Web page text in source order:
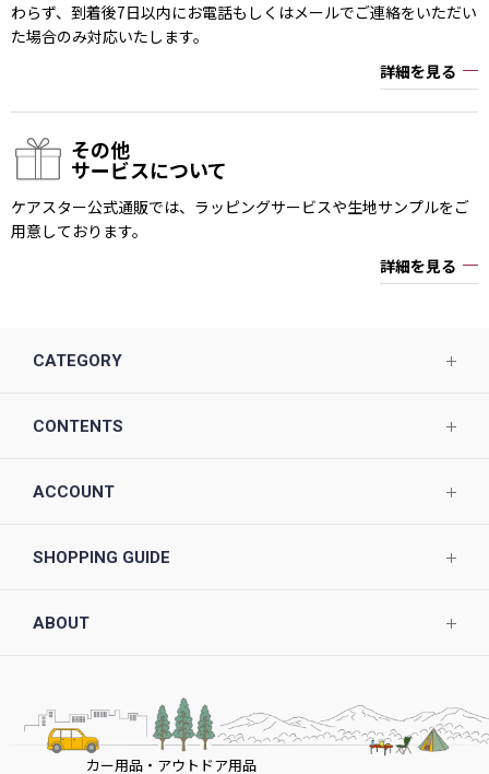
わらず、到着後7日以内にお電話もしくはメールでご連絡をいただい
た場合のみ対応いたします。
詳細を見る
その他
サービスについて
ケアスター公式通販では、ラッピングサービスや生地サンプルをご
用意しております。
詳細を見る
CATEGORY
CONTENTS
ACCOUNT
SHOPPING GUIDE
ABOUT
カー用品・アウトドア用品